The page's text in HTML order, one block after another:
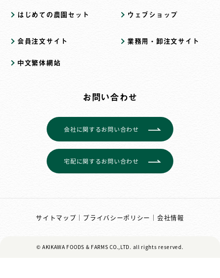
はじめての農園セット ウェブショップ
会員注文サイト 業務用・卸注文サイト
中文繁体網站
お問い合わせ
会社に関するお問い合わせ
宅配に関するお問い合わせ
サイトマップ ｜ プライバシーポリシー ｜ 会社情報
© AKIKAWA FOODS & FARMS CO.,LTD. all rights reserved.